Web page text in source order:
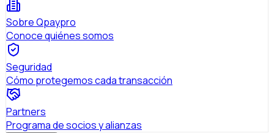
Sobre Qpaypro
Conoce quiénes somos
Seguridad
Cómo protegemos cada transacción
Partners
Programa de socios y alianzas